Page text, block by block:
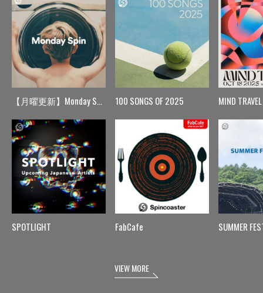
【月曜更新】Monday Spin
SPOTLIGHT
100 SONGS OF 2025
FabCafe
MIND TRAVEL
SUMMER
VIEW MORE